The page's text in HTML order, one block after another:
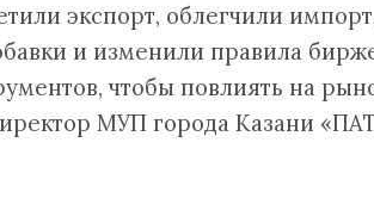
экспорт, облегчили
и изменили правила
чтобы повлиять на
МУП города Казани